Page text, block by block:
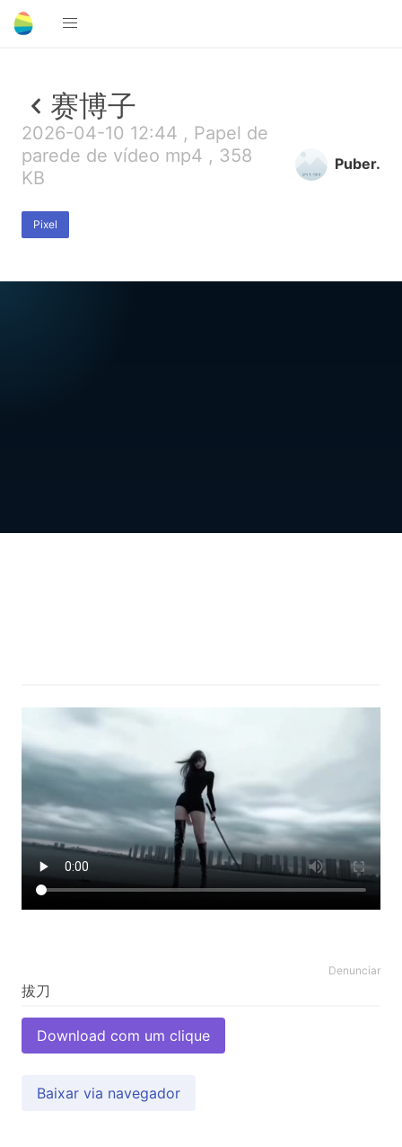
赛博子
2026-04-10 12:44 , Papel de
parede de vídeo mp4 , 358
KB
Pixel
Puber.
Denunciar
Download com um clique
Baixar via navegador